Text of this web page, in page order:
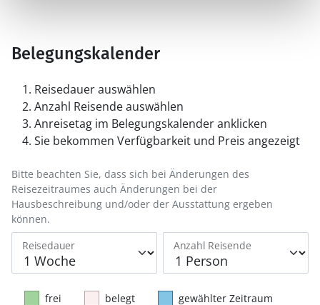
Belegungskalender
Reisedauer auswählen
Anzahl Reisende auswählen
Anreisetag im Belegungskalender anklicken
Sie bekommen Verfügbarkeit und Preis angezeigt
Reisedauer Anzahl Reisende
Bitte beachten Sie, dass sich bei Änderungen des
Reisezeitraumes auch Änderungen bei der
Hausbeschreibung und/oder der Ausstattung ergeben
können.
frei belegt gewählter Zeitraum